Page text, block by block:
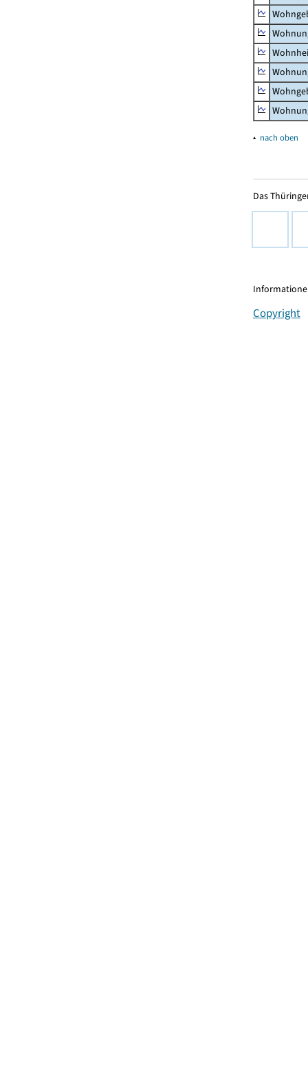
▴ nach oben
Das
Copyright